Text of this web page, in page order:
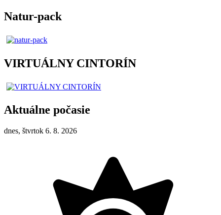
Natur-pack
VIRTUÁLNY CINTORÍN
Aktuálne počasie
dnes, štvrtok 6. 8. 2026